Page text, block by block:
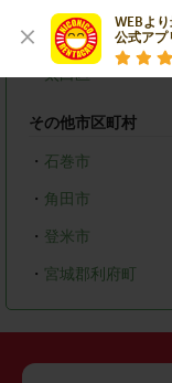
WEBよ
公式アプ
・ 青葉区
・太白区
その他市区町村
・ 石巻市
・ 角田市
・ 登米市
・ 宮城郡利府町